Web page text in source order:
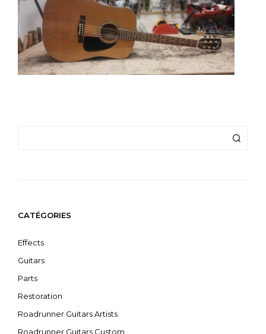
CATÉGORIES
Effects
Guitars
Parts
Restoration
Roadrunner Guitars Artists
Roadrunner Guitars Custom